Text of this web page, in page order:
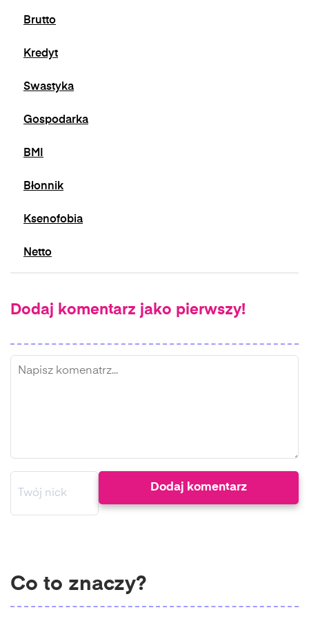
Brutto
Kredyt
Swastyka
Gospodarka
BMI
Błonnik
Ksenofobia
Netto
Dodaj komentarz jako pierwszy!
Co to znaczy?